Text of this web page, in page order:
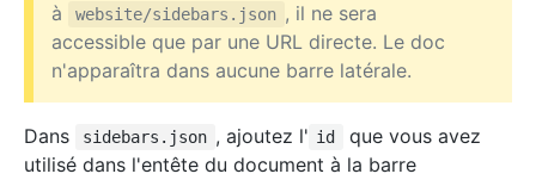
à
website/sidebars.json , il ne sera
accessible que par une URL directe. Le doc
n'apparaîtra dans aucune barre latérale.
Dans sidebars.json , ajoutez l' id
que vous avez
utilisé dans l'entête du document à la barre